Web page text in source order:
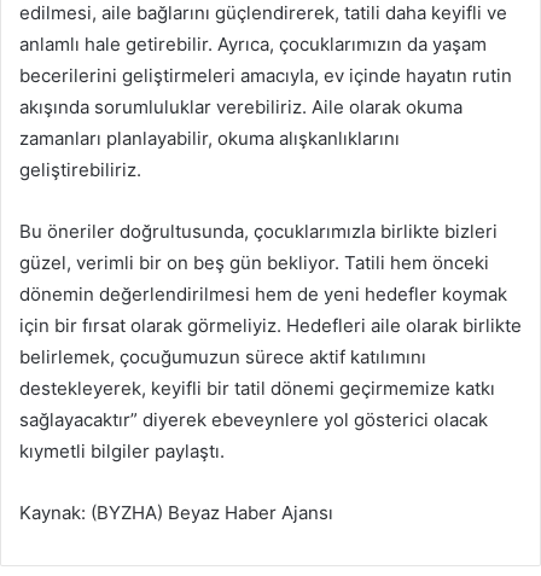
edilmesi, aile bağlarını güçlendirerek, tatili daha keyifli ve
anlamlı hale getirebilir. Ayrıca, çocuklarımızın da yaşam
becerilerini geliştirmeleri amacıyla, ev içinde hayatın rutin
akışında sorumluluklar verebiliriz. Aile olarak okuma
zamanları planlayabilir, okuma alışkanlıklarını
geliştirebiliriz.
Bu öneriler doğrultusunda, çocuklarımızla birlikte bizleri
güzel, verimli bir on beş gün bekliyor. Tatili hem önceki
dönemin değerlendirilmesi hem de yeni hedefler koymak
için bir fırsat olarak görmeliyiz. Hedefleri aile olarak birlikte
belirlemek, çocuğumuzun sürece aktif katılımını
destekleyerek, keyifli bir tatil dönemi geçirmemize katkı
sağlayacaktır” diyerek ebeveynlere yol gösterici olacak
kıymetli bilgiler paylaştı.
Kaynak: (BYZHA) Beyaz Haber Ajansı